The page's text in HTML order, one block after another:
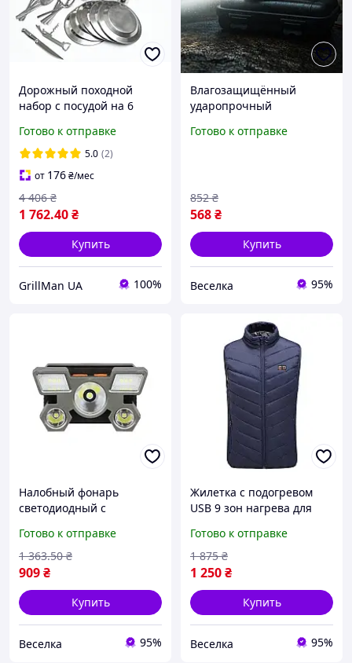
Дорожный походной
набор с посудой на 6
туризма, рыбалки и
охоты, кемпинга
Готово к отправке
5.0 (2)
от 176₴/мес
1 762.40₴
4 406 ₴
Купить
GrillMan UA 100%
Влагозащищённый
ударопрочный
6800 mAh для туризма
Готово к отправке
568₴
852 ₴
Купить
Веселка 95%
Налобный фонарь
светодиодный с
туризма рыбалки
активного отдыха
освещения FLAME
Готово к отправке
909₴
1 363.50 ₴
Купить
Веселка 95%
Жилетка с подогревом
USB 9 зон нагрева для
туризма 2XL для рыбалки
и охоты FLAME
Готово к отправке
1 250₴
1 875 ₴
Купить
Веселка 95%